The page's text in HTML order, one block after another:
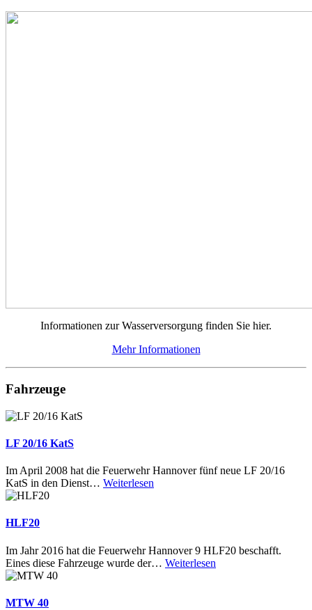
Informationen zur Wasserversorgung finden Sie hier.
Mehr Informationen
Fahrzeuge
LF 20/16 KatS
Im April 2008 hat die Feuerwehr Hannover fünf neue LF 20/16
KatS in den Dienst… Weiterlesen
HLF20
Im Jahr 2016 hat die Feuerwehr Hannover 9 HLF20 beschafft.
Eines diese Fahrzeuge wurde der… Weiterlesen
MTW 40